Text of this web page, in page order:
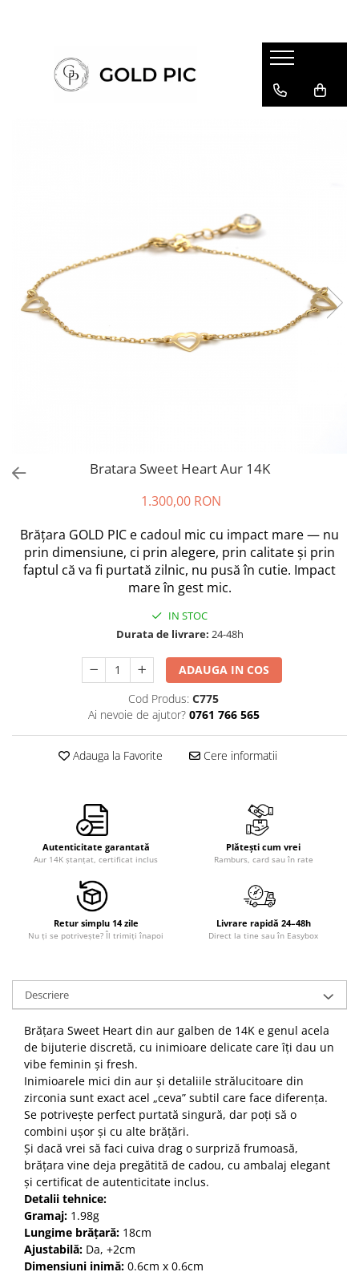
Bratara Sweet Heart Aur 14K
1.300,00 RON
Brățara GOLD PIC e cadoul mic cu impact mare — nu
prin dimensiune, ci prin alegere, prin calitate și prin
faptul că va fi purtată zilnic, nu pusă în cutie. Impact
mare în gest mic.
IN STOC
Durata de livrare: 24-48h
ADAUGA IN COS
Cod Produs: C775
Ai nevoie de ajutor? 0761 766 565
Adauga la Favorite Cere informatii
Autenticitate garantată
Aur 14K ștanțat, certificat inclus
Plătești cum vrei
Ramburs, card sau în rate
Retur simplu 14 zile
Nu ți se potrivește? Îl trimiți înapoi
Livrare rapidă 24–48h
Direct la tine sau în Easybox
Descriere
Brățara Sweet Heart din aur galben de 14K e genul acela
de bijuterie discretă, cu inimioare delicate care îți dau un
vibe feminin și fresh.
Inimioarele mici din aur și detaliile strălucitoare din
zirconia sunt exact acel „ceva” subtil care face diferența.
Se potrivește perfect purtată singură, dar poți să o
combini ușor și cu alte brățări.
Și dacă vrei să faci cuiva drag o surpriză frumoasă,
brățara vine deja pregătită de cadou, cu ambalaj elegant
și certificat de autenticitate inclus.
Detalii tehnice:
Gramaj: 1.98g
Lungime brățară: 18cm
Ajustabilă: Da, +2cm
Dimensiuni inimă: 0.6cm x 0.6cm